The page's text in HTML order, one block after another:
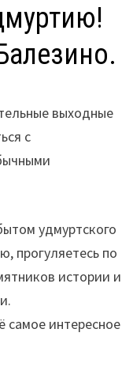
выходные
с
удмуртского
прогуляетесь по
истории и
самое интересное